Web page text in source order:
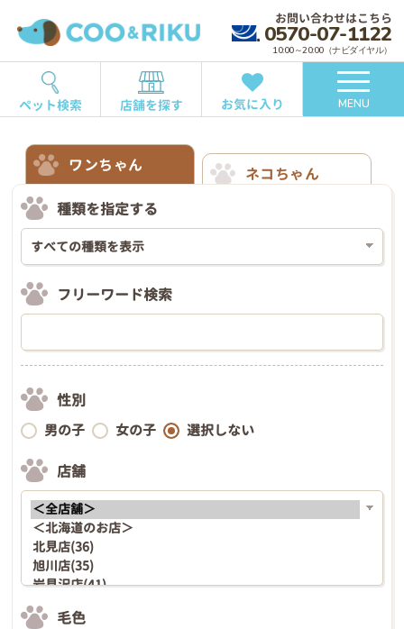
お問い合わせはこちら
0570-07-1122
10:00～20:00（ナビダイヤル）
ペット検索 店舗を探す お気に入り MENU
ワンちゃん
ネコちゃん
種類を指定する
フリーワード検索
性別
男の子 女の子 選択しない
店舗
毛色